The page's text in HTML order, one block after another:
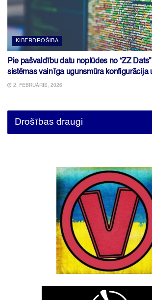
KIBERDROŠĪBA
Pie pašvaldību datu noplūdes no “ZZ
sistēmas vainīga ugunsmūra konfigurācija
2. FEBRUĀRIS, 2026
Drošības draugi